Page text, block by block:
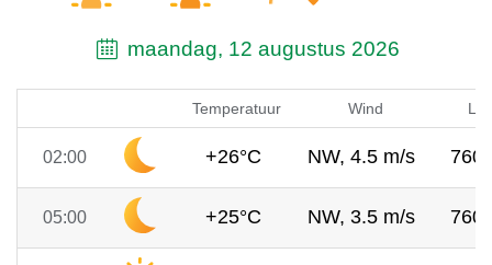
maandag, 12 augustus 2026
Temperatuur Wind
02:00 +26°C NW, 4.5 m/s 760
05:00 +25°C NW, 3.5 m/s 760